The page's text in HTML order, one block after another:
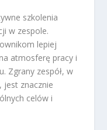
szkolenia
w zespole.
lepiej
atmosferę pracy i
Zgrany zespół, w
jest znacznie
celów i